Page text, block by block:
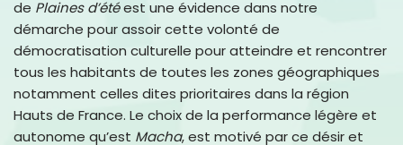
de Plaines d’étéest une évidence dans notre
démarche pour assoir cette volonté de
démocratisation culturelle pour atteindre et rencontrer
tous les habitants de toutes les zones géographiques
notamment celles dites prioritaires dans la région
Hauts de France. Le choix de la performance légère et
autonome qu’est Macha, est motivé par ce désir et